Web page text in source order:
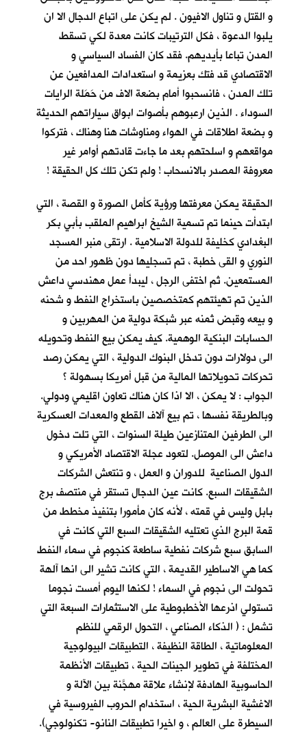
و القتل و تناول الافيون . لم يكن على اتباع الدجال الا ان
يلبوا الدعوة ، فكل الترتيبات كانت معدة لكي تسقط
المدن تباعا بأيديهم. فقد كان الفساد السياسي و
الاقتصادي قد فتك بعزيمة و استعدادات المدافعين عن
تلك المدن ، فانسحبوا أمام بضعة الاف من حَمَلة الرايات
السوداء . الذين ارعبوهم بأصوات ابواق سياراتهم الحديثة
و بضعة اطلاقات في الهواء ومناوشات هنا وهناك ، فتركوا
مواقعهم و اسلحتهم بعد ما جاءت قادتهم أوامر غير
معروفة المصدر بالانسحاب ! ولم تكن تلك كل الحقيقة !
الحقيقة يمكن معرفتها ورؤية كأمل الصورة و القصة ، التي
ابتدأت حينما تم تسمية الشيخ ابراهيم الملقب بأبي بكر
البغدادي كخليفة للدولة الاسلامية . ارتقى منبر المسجد
النوري و القى خطبة ، تم تسجليها دون ظهور احد من
المستمعين. ثم اختفى الرجل ، ليبدأ عمل مهندسي داعش
الذين تم تهيئتهم كمتخصصين باستخراج النفط و شحنه
و بيعه وقبض ثمنه عبر شبكة دولية من المهربين و
الحسابات البنكية الوهمية. كيف يمكن بيع النفط وتحويله
الى دولارات دون تدخل البنوك الدولية ، التي يمكن رصد
تحركات تحويلاتها المالية من قبل أمريكا بسهولة ؟
الجواب : لا يمكن ، الا اذا كان هناك تعاون اقليمي ودولي.
وبالطريقة نفسها ، تم بيع آلاف القطع والمعدات العسكرية
الى الطرفين المتنازعين طيلة السنوات ، التي تلت دخول
داعش الى الموصل. لتعود عجلة الاقتصاد الأمريكي و
الدول الصناعية للدوران و العمل ، و تنتعش الشركات
الشقيقات السبع. كانت عين الدجال تستقر في منتصف برج
بابل وليس في قمته ، لأنه كان مأمورا بتنفيذ مخطط من
قمة البرج الذي تعتليه الشقيقات السبع التي كانت في
السابق سبع شركات نفطية ساطعة كنجوم في سماء النفط
كما هي الاساطير القديمة ، التي كانت تشير الى انها آلهة
تحولت الى نجوم في السماء ! لكنها اليوم أمست نجوما
تستولي اذرعها الأخطبوطية على الاستثمارات السبعة التي
تشمل : ( الذكاء الصناعي ، التحول الرقمي للنظم
المعلوماتية ، الطاقة النظيفة ، التطبيقات البيولوجية
المختلفة في تطوير الجينات الحية ، تطبيقات الأنظمة
الحاسوبية الهادفة لإنشاء علاقة مهجَّنة بين الآلة و
الاغشية البشرية الحية ، استخدام الحروب الفيروسية في
السيطرة على العالم ، و اخيرا تطبيقات النانو- تكنولوجي).